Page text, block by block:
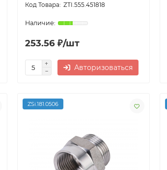
ZTI.555.451818
253.56 ₽/шт
Авторизоваться
ZSi.181.0506